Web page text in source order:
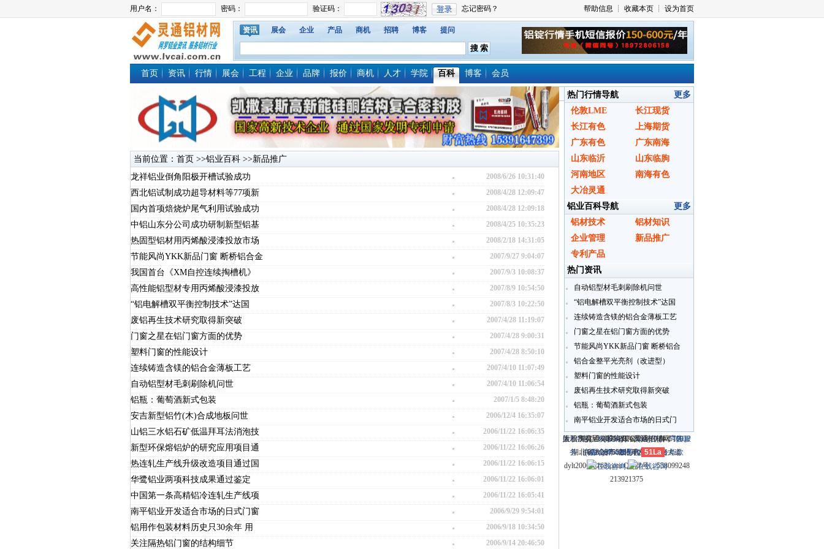
资讯 展会 企业 产品 商机 招聘 博客 提问
首页 资讯 行情 展会 工程 企业 品牌 报价 商机 人才 学院 百科 博客 会员
当前位置： 首页 >>铝业百科 >>新品推广
龙祥铝业倒角阳极开槽试验成功
2008/6/26 10:31:40
西北铝试制成功超导材料等77项新 2008/4/28 12:09:47
国内首项焙烧炉尾气利用试验成功 2008/4/28 12:09:18
中铝山东分公司成功研制新型铝基 2008/4/25 10:35:23
热固型铝材用丙烯酸浸漆投放市场 2008/2/18 14:31:05
节能风尚YKK新品门窗 断桥铝合金 2007/9/27 9:04:07
我国首台《XM自控连续掏槽机》 2007/9/3 10:08:37
高性能铝型材专用丙烯酸浸漆投放 2007/8/9 10:54:50
“铝电解槽双平衡控制技术”达国 2007/8/3 10:22:50
废铝再生技术研究取得新突破 2007/4/28 11:19:07
门窗之星在铝门窗方面的优势 2007/4/28 9:00:31
塑料门窗的性能设计 2007/4/28 8:50:10
连续铸造含镁的铝合金薄板工艺 2007/4/10 11:07:49
自动铝型材毛刺刷除机问世 2007/4/10 11:06:54
铝瓶：葡萄酒新式包装 2007/1/5 8:48:20
安吉新型铝竹(木)合成地板问世 2006/12/4 16:35:07
山铝三水铝石矿低温拜耳法消泡技 2006/11/22 16:06:35
新型环保熔铝炉的研究应用项目通 2006/11/22 16:06:26
热连轧生产线升级改造项目通过国 2006/11/22 16:06:15
华鹭铝业两项科技成果通过鉴定 2006/11/22 16:06:01
中国第一条高精铝冷连轧生产线项 2006/11/22 16:05:41
南平铝业开发适合市场的日式门窗 2006/9/29 9:54:01
铝用作包装材料历史只30余年 用 2006/9/18 10:34:50
关注隔热铝门窗的结构细节 2006/9/14 20:46:50
热门行情导航
更多
伦敦LME
长江现货
长江有色
上海期货
广东有色
广东南海
山东临沂
山东临朐
河南地区
南海有色
大冶灵通
铝业百科导航
更多
铝材技术
铝材知识
企业管理
新品推广
专利产品
热门资讯
自动铝型材毛刺刷除机问世
“铝电解槽双平衡控制技术”达国
连续铸造含镁的铝合金薄板工艺
门窗之星在铝门窗方面的优势
节能风尚YKK新品门窗 断桥铝合
铝合金整平光亮剂（改进型）
塑料门窗的性能设计
废铝再生技术研究取得新突破
铝瓶：葡萄酒新式包装
南平铝业开发适合市场的日式门
窗
关于我们-联系我们-本站招聘-广告服
务- 商业合作-服务内容-服务条款
电话：(0714)8765286 传真：
(0714)8765285 电子邮件：
dylt2006@163.com QQ群号：558099248
213921375
大冶市灵通科技有限公司 @ （435100）
湖北省大冶市城北开发区新冶大道
版权所有 © 2006-2026灵通铝材网鄂ICP
备12005698号-1
51La